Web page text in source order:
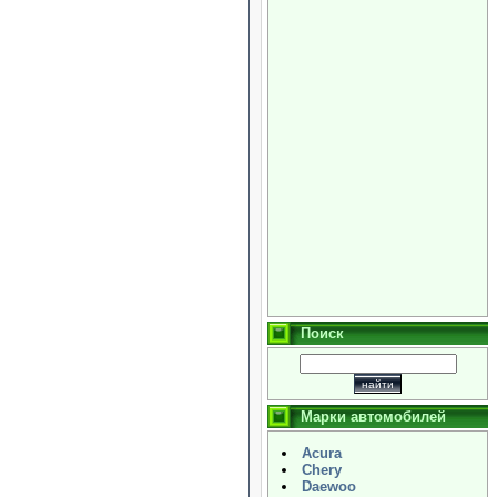
Поиск
Марки автомобилей
Acura
Chery
Daewoo